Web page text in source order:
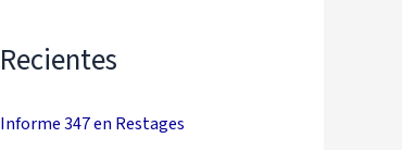
Recientes
Informe 347 en Restages